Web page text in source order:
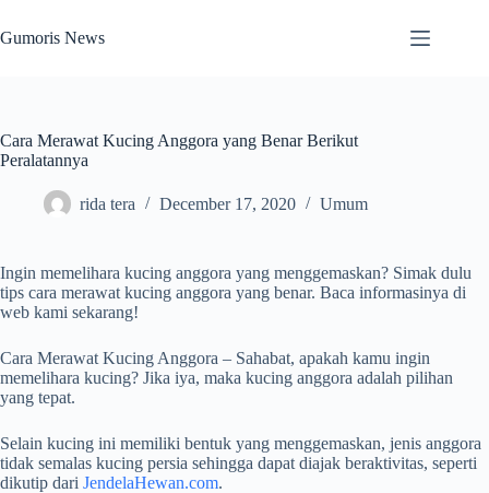
to
content
Gumoris News
Cara Merawat Kucing Anggora yang Benar Berikut
Peralatannya
rida tera December 17, 2020 Umum
Ingin memelihara kucing anggora yang menggemaskan? Simak dulu
tips cara merawat kucing anggora yang benar. Baca informasinya di
web kami sekarang!
Cara Merawat Kucing Anggora – Sahabat, apakah kamu ingin
memelihara kucing? Jika iya, maka kucing anggora adalah pilihan
yang tepat.
Selain kucing ini memiliki bentuk yang menggemaskan, jenis anggora
tidak semalas kucing persia sehingga dapat diajak beraktivitas, seperti
dikutip dari JendelaHewan.com.